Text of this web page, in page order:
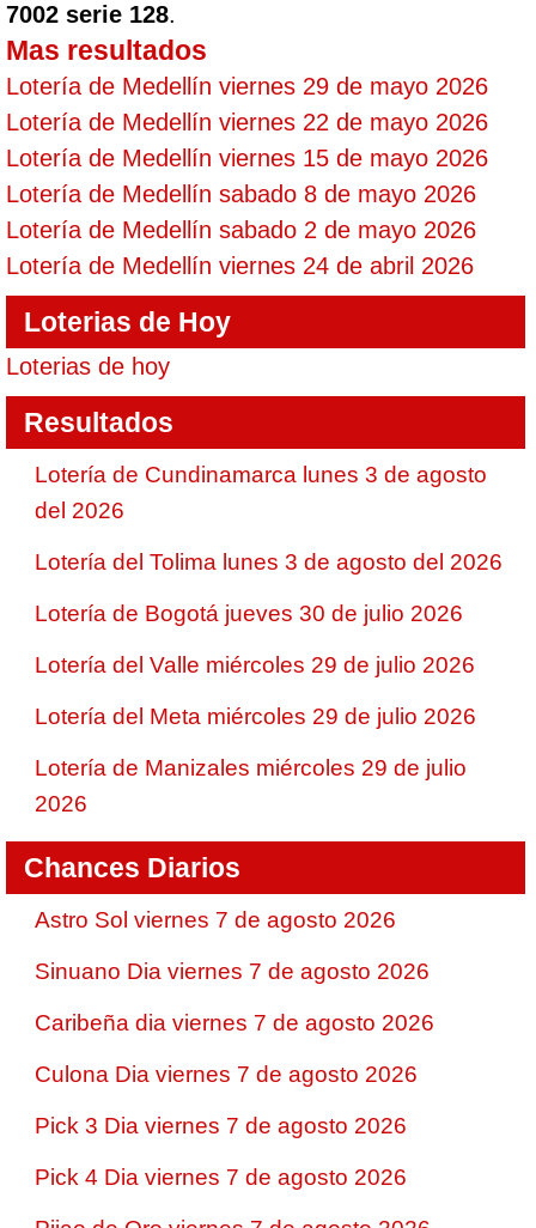
7002 serie 128.
Mas resultados
Lotería de Medellín viernes 29 de mayo 2026
Lotería de Medellín viernes 22 de mayo 2026
Lotería de Medellín viernes 15 de mayo 2026
Lotería de Medellín sabado 8 de mayo 2026
Lotería de Medellín sabado 2 de mayo 2026
Lotería de Medellín viernes 24 de abril 2026
Loterias de Hoy
Loterias de hoy
Resultados
Lotería de Cundinamarca lunes 3 de agosto
del 2026
Lotería del Tolima lunes 3 de agosto del 2026
Lotería de Bogotá jueves 30 de julio 2026
Lotería del Valle miércoles 29 de julio 2026
Lotería del Meta miércoles 29 de julio 2026
Lotería de Manizales miércoles 29 de julio
2026
Chances Diarios
Astro Sol viernes 7 de agosto 2026
Sinuano Dia viernes 7 de agosto 2026
Caribeña dia viernes 7 de agosto 2026
Culona Dia viernes 7 de agosto 2026
Pick 3 Dia viernes 7 de agosto 2026
Pick 4 Dia viernes 7 de agosto 2026